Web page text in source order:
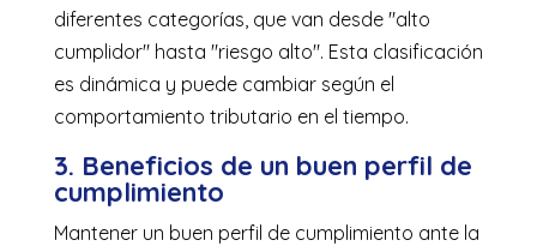
diferentes categorías, que van desde "alto
cumplidor" hasta "riesgo alto". Esta clasificación
es dinámica y puede cambiar según el
comportamiento tributario en el tiempo.
3. Beneficios de un buen perfil de
cumplimiento
Mantener un buen perfil de cumplimiento ante la